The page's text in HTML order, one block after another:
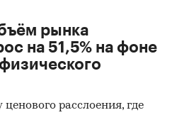
рынка лизинга
до 2030 г.
рынка
на 51,5% на фоне
расслоения, где